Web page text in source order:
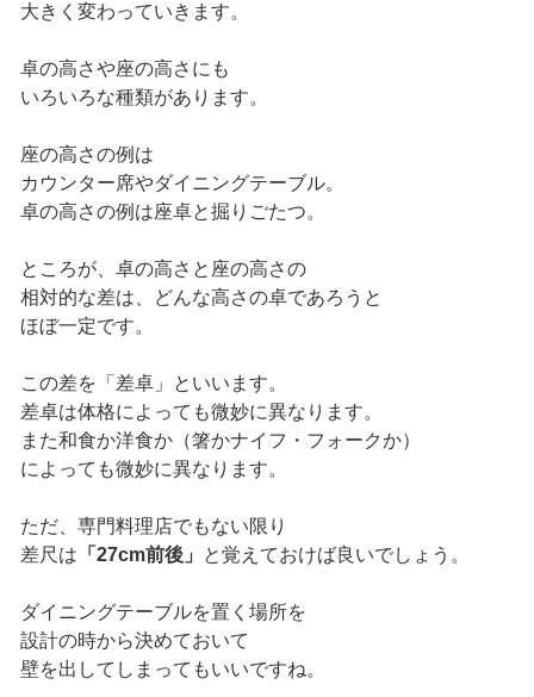
大きく変わっていきます。
卓の高さや座の高さにも
いろいろな種類があります。
座の高さの例は
カウンター席やダイニングテーブル。
卓の高さの例は座卓と掘りごたつ。
ところが、卓の高さと座の高さの
相対的な差は、どんな高さの卓であろうと
ほぼ一定です。
この差を「差卓」といいます。
差卓は体格によっても微妙に異なります。
また和食か洋食か（箸かナイフ・フォークか）
によっても微妙に異なります。
ただ、専門料理店でもない限り
差尺は 「27cm前後」 と覚えておけば良いでしょう。
ダイニングテーブルを置く場所を
設計の時から決めておいて
壁を出してしまってもいいですね。